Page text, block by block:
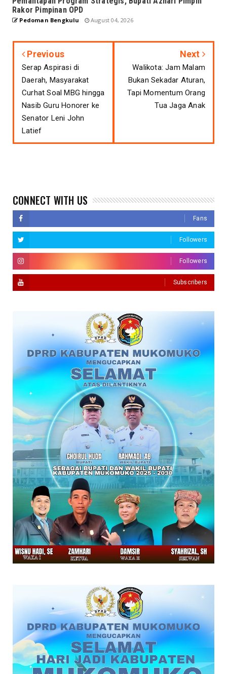
Rakor Pimpinan OPD
Pedoman Bengkulu August 04, 2026
Previous
Serap Aspirasi di
Daerah, Masyarakat
Curhat Soal MBG hingga
Nasib Guru Honorer ke
Senator Leni John
Latief
Next
Walikota: Jam Malam
Bukan Sekadar Aturan,
Tapi Momentum Orang
Tua Jaga Anak
CONNECT WITH US
Fans
Followers
Followers
Subscribers